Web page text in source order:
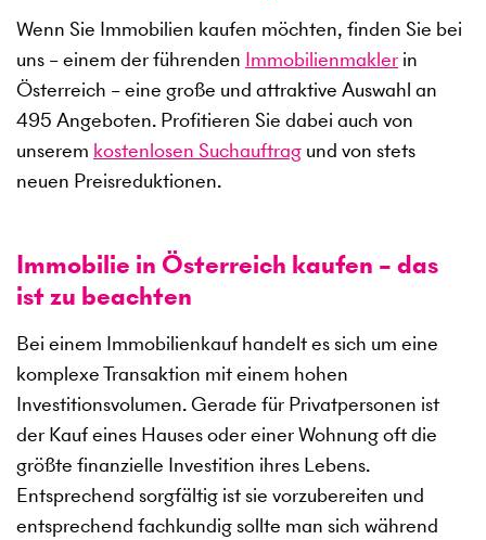
Wenn Sie Immobilien kaufen möchten, finden Sie bei
uns – einem der führenden Immobilienmakler in
Österreich – eine große und attraktive Auswahl an
495 Angeboten. Profitieren Sie dabei auch von
unserem kostenlosen Suchauftrag und von stets
neuen Preisreduktionen.
Immobilie in Österreich kaufen – das
ist zu beachten
Bei einem Immobilienkauf handelt es sich um eine
komplexe Transaktion mit einem hohen
Investitionsvolumen. Gerade für Privatpersonen ist
der Kauf eines Hauses oder einer Wohnung oft die
größte finanzielle Investition ihres Lebens.
Entsprechend sorgfältig ist sie vorzubereiten und
entsprechend fachkundig sollte man sich während